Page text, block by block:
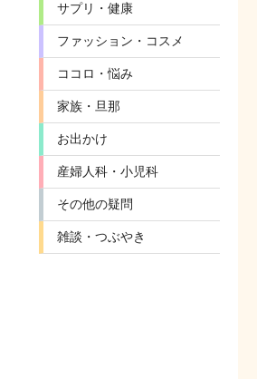
サプリ・健康
ファッション・コスメ
ココロ・悩み
家族・旦那
お出かけ
産婦人科・小児科
その他の疑問
雑談・つぶやき